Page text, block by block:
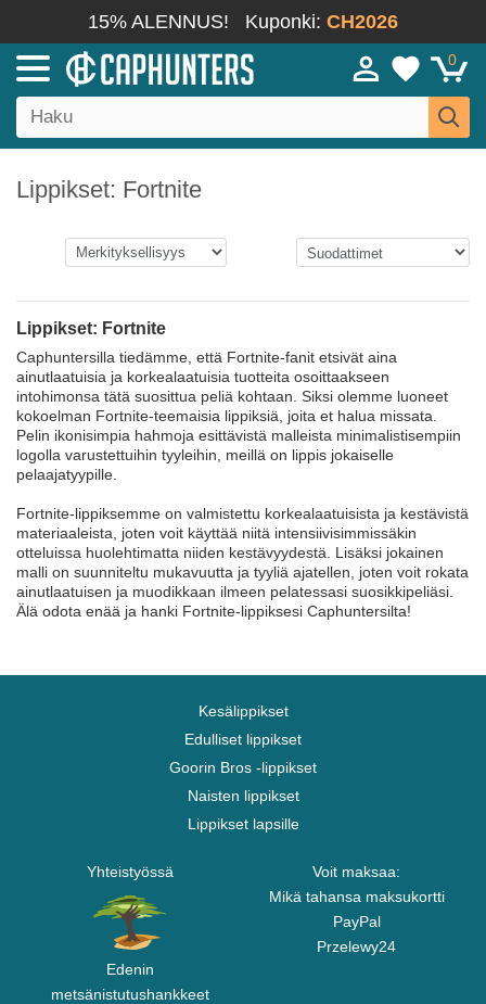
15% ALENNUS! Kuponki: CH2026
0
Lippikset: Fortnite
Lippikset: Fortnite
Caphuntersilla tiedämme, että Fortnite-fanit etsivät aina
ainutlaatuisia ja korkealaatuisia tuotteita osoittaakseen
intohimonsa tätä suosittua peliä kohtaan. Siksi olemme luoneet
kokoelman Fortnite-teemaisia lippiksiä, joita et halua missata.
Pelin ikonisimpia hahmoja esittävistä malleista minimalistisempiin
logolla varustettuihin tyyleihin, meillä on lippis jokaiselle
pelaajatyypille.
Fortnite-lippiksemme on valmistettu korkealaatuisista ja kestävistä
materiaaleista, joten voit käyttää niitä intensiivisimmissäkin
otteluissa huolehtimatta niiden kestävyydestä. Lisäksi jokainen
malli on suunniteltu mukavuutta ja tyyliä ajatellen, joten voit rokata
ainutlaatuisen ja muodikkaan ilmeen pelatessasi suosikkipeliäsi.
Älä odota enää ja hanki Fortnite-lippiksesi Caphuntersilta!
Kesälippikset
Edulliset lippikset
Goorin Bros -lippikset
Naisten lippikset
Lippikset lapsille
Yhteistyössä
Edenin
metsänistutushankkeet
Voit maksaa:
Mikä tahansa maksukortti
PayPal
Przelewy24